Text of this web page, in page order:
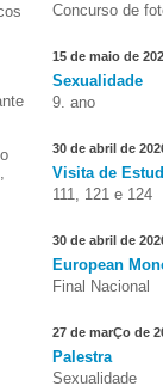
Concurso de
15 de maio de
Sexualidade
9. ano
30 de abril de
Visita de
111, 121 e 124
30 de abril de
European
Final Nacional
27 de marÇo de
Palestra
Sexualidade